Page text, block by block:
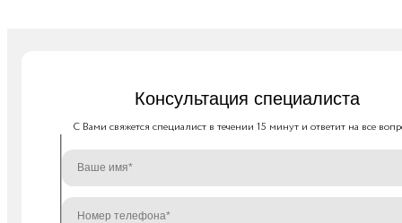
Консультация специалиста
C Вами свяжется специалист в течении 15 минут и ответит на все